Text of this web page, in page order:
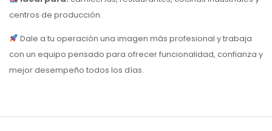
centros de producción.
Dale a tu operación una imagen más profesional y trabaja
con un equipo pensado para ofrecer funcionalidad, confianza y
mejor desempeño todos los días.